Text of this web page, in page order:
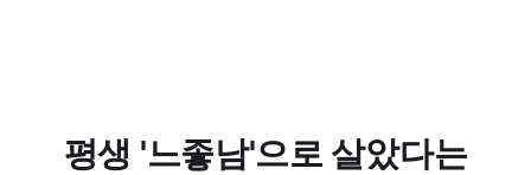
평생 '느좋남'으로 살았다는